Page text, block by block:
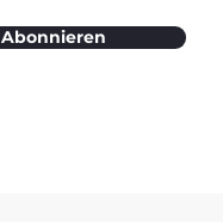
Abonnieren